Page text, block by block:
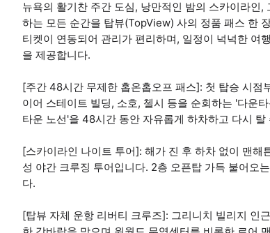
뉴욕의 활기찬 주간 도심, 낭만적인 밤의 스카이라인
하는 모든 순간을 탑뷰(TopView) 사의 정품 패스 한
티켓이 연동되어 관리가 편리하며, 일정이 넉넉한 여
을 제공합니다.
[주간 48시간 무제한 홉온홉오프 패스]: 첫 탑승 시
이어 스테이트 빌딩, 소호, 첼시 등을 순회하는 '다운
타운 노선'을 48시간 동안 자유롭게 하차하고 다시
[스카이라인 나이트 투어]: 해가 진 후 하차 없이 맨해
성 야간 크루징 투어입니다. 2층 오픈탑 가득 불어오
다.
[탑뷰 자체 운항 리버티 크루즈]: 그리니치 빌리지 인